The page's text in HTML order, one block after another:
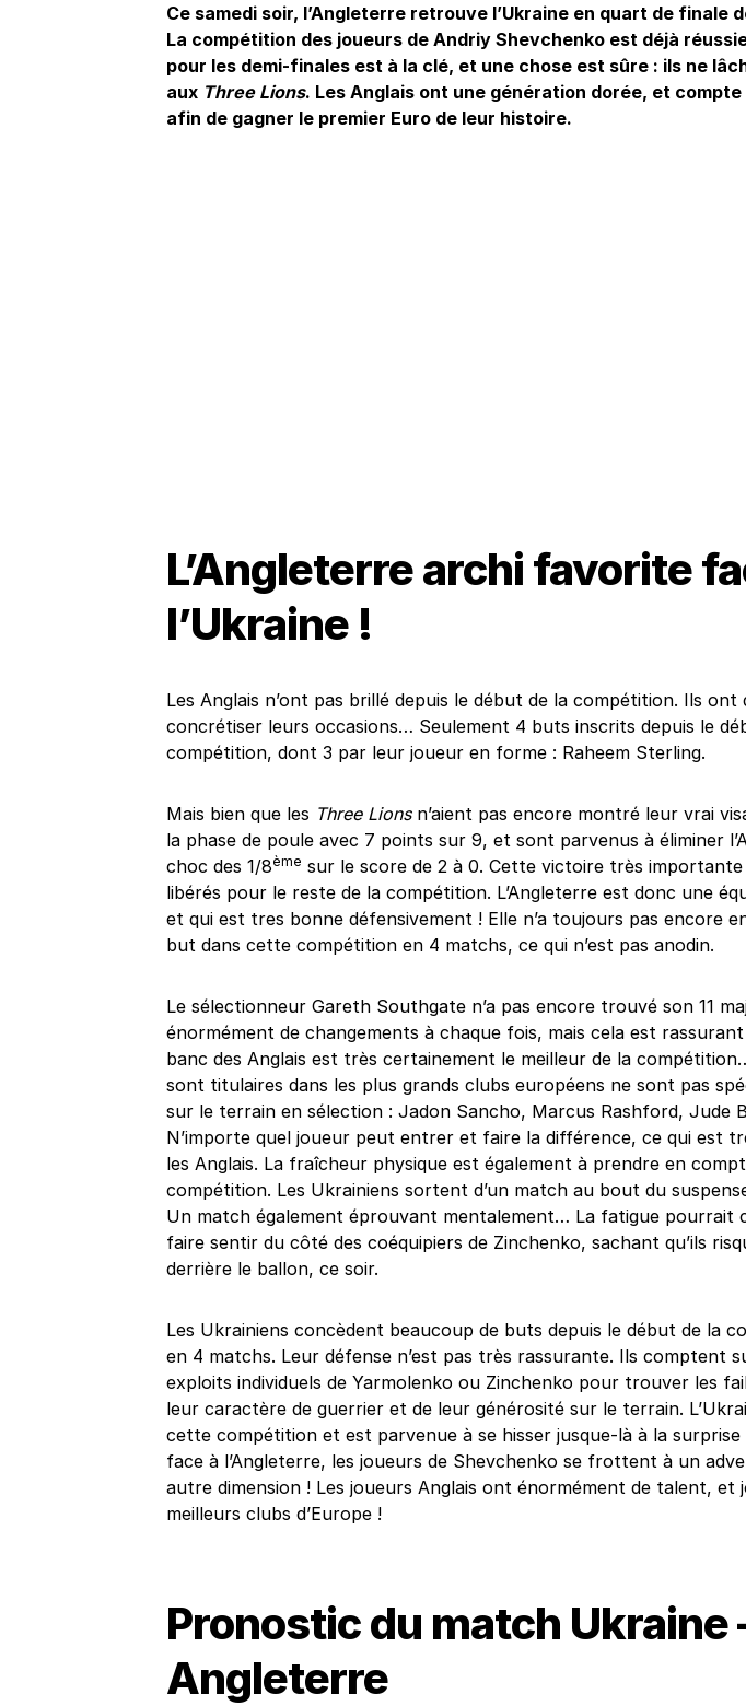
Ce samedi soir, l’Angleterre retrouve l’Ukraine en quart de finale
La compétition des joueurs de Andriy Shevchenko est déjà
pour les demi-finales est à la clé, et une chose est sûre : ils ne
aux Three Lions. Les Anglais ont une génération dorée, et
afin de gagner le premier Euro de leur histoire.
L’Angleterre archi favorite
l’Ukraine !
Les Anglais n’ont pas brillé depuis le début de la compétition. Ils ont
concrétiser leurs occasions… Seulement 4 buts inscrits depuis le
compétition, dont 3 par leur joueur en forme : Raheem Sterling.
Mais bien que les Three Lions n’aient pas encore montré leur vrai
la phase de poule avec 7 points sur 9, et sont parvenus à éliminer
choc des 1/8ème sur le score de 2 à 0. Cette victoire très
libérés pour le reste de la compétition. L’Angleterre est donc une
et qui est tres bonne défensivement ! Elle n’a toujours pas encore
but dans cette compétition en 4 matchs, ce qui n’est pas anodin.
Le sélectionneur Gareth Southgate n’a pas encore trouvé son 11
énormément de changements à chaque fois, mais cela est
banc des Anglais est très certainement le meilleur de la
sont titulaires dans les plus grands clubs européens ne sont pas
sur le terrain en sélection : Jadon Sancho, Marcus Rashford, Jude
N’importe quel joueur peut entrer et faire la différence, ce qui est
les Anglais. La fraîcheur physique est également à prendre en
compétition. Les Ukrainiens sortent d’un match au bout du
Un match également éprouvant mentalement… La fatigue pourrait
faire sentir du côté des coéquipiers de Zinchenko, sachant qu’ils
derrière le ballon, ce soir.
Les Ukrainiens concèdent beaucoup de buts depuis le début de la
en 4 matchs. Leur défense n’est pas très rassurante. Ils comptent
exploits individuels de Yarmolenko ou Zinchenko pour trouver les
leur caractère de guerrier et de leur générosité sur le terrain.
cette compétition et est parvenue à se hisser jusque-là à la
face à l’Angleterre, les joueurs de Shevchenko se frottent à un
autre dimension ! Les joueurs Anglais ont énormément de talent, et
meilleurs clubs d’Europe !
Pronostic du match Ukraine
Angleterre